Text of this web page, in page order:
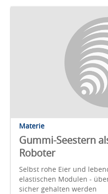
Materie
Gummi-Seestern
Roboter
Selbst rohe Eier und
elastischen Modulen -
sicher gehalten werden